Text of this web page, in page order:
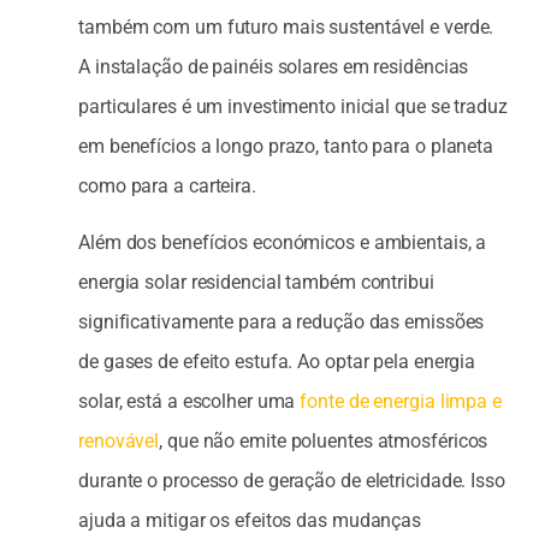
também com um futuro mais sustentável e verde.
A instalação de painéis solares em residências
particulares é um investimento inicial que se traduz
em benefícios a longo prazo, tanto para o planeta
como para a carteira.
Além dos benefícios económicos e ambientais, a
energia solar residencial também contribui
significativamente para a redução das emissões
de gases de efeito estufa. Ao optar pela energia
solar, está a escolher umafonte de energia limpa e
renovável, que não emite poluentes atmosféricos
durante o processo de geração de eletricidade. Isso
ajuda a mitigar os efeitos das mudanças